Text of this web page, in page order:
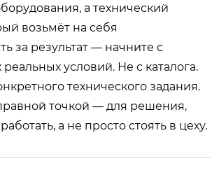
а технический
возьмёт на себя
за результат — начните с
условий. Не с каталога.
технического задания.
точкой — для решения,
а не просто стоять в цеху.